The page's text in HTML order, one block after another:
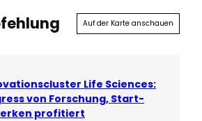
Auf der Karte anschauen
Life Sciences:
von Forschung, Start-
profitiert